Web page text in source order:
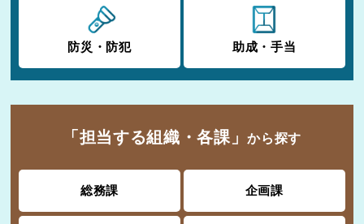
防災・防犯 助成・手当
「担当する組織・各課」から探す
総務課 企画課